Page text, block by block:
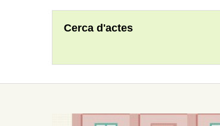
Cerca d'actes